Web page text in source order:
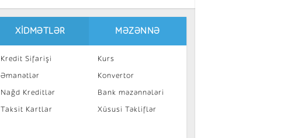
XIDMƏTLƏR
Kredit Sifarişi
Əmanətlər
Nağd Kreditlər
Taksit Kartlar
MƏZƏNNƏ
Kurs
Konvertor
Bank məzənnələri
Xüsusi Təkliflər